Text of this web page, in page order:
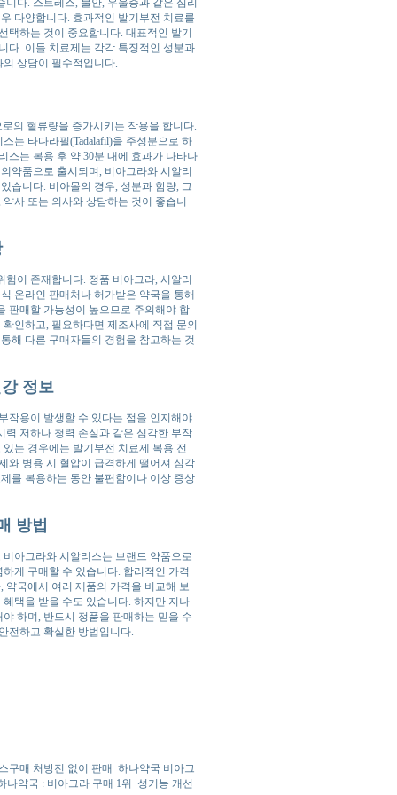
다. 스트레스, 불안, 우울증과 같은 심리
다양합니다. 효과적인 발기부전 치료를
하는 것이 중요합니다. 대표적인 발기
다. 이들 치료제는 각각 특징적인 성분과
상담이 필수적입니다.
의 혈류량을 증가시키는 작용을 합니다.
는 타다라필(Tadalafil)을 주성분으로 하
스는 복용 후 약 30분 내에 효과가 나타나
약품으로 출시되며, 비아그라와 시알리
습니다. 비아몰의 경우, 성분과 함량, 그
사 또는 의사와 상담하는 것이 좋습니
이 존재합니다. 정품 비아그라, 시알리
온라인 판매처나 허가받은 약국을 통해
판매할 가능성이 높으므로 주의해야 합
인하고, 필요하다면 제조사에 직접 문의
해 다른 구매자들의 경험을 참고하는 것
정보
작용이 발생할 수 있다는 점을 인지해야
력 저하나 청력 손실과 같은 심각한 부작
는 경우에는 발기부전 치료제 복용 전
와 병용 시 혈압이 급격하게 떨어져 심각
를 복용하는 동안 불편함이나 이상 증상
방법
아그라와 시알리스는 브랜드 약품으로
게 구매할 수 있습니다. 합리적인 가격
국에서 여러 제품의 가격을 비교해 보
택을 받을 수도 있습니다. 하지만 지나
하며, 반드시 정품을 판매하는 믿을 수
전하고 확실한 방법입니다.
구매 처방전 없이 판매 하나약국 비아그
나약국 : 비아그라 구매 1위
성기능 개선